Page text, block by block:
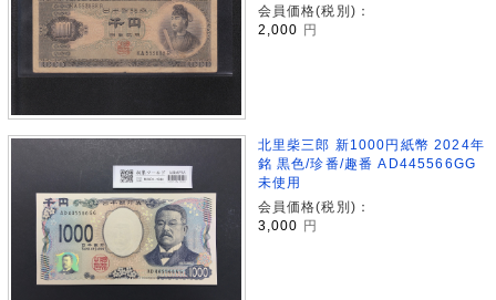
会員価格(税別)：
2,000 円
北里柴三郎 新1000円紙幣 2024年
銘 黒色/珍番/趣番 AD445566GG
未使用
会員価格(税別)：
3,000 円